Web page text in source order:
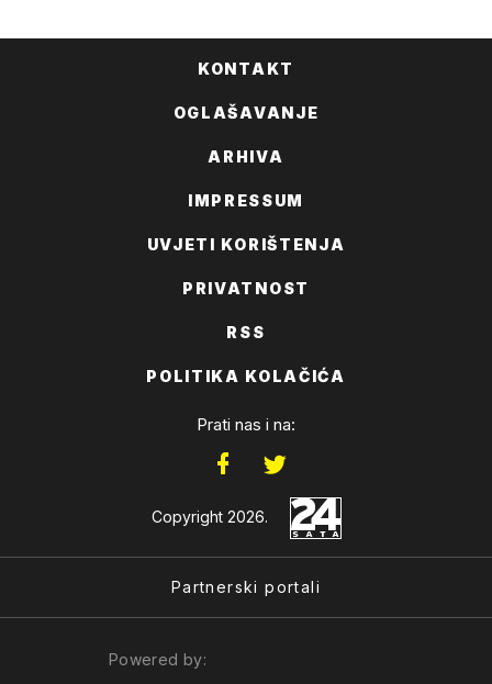
KONTAKT
OGLAŠAVANJE
ARHIVA
IMPRESSUM
UVJETI KORIŠTENJA
PRIVATNOST
RSS
POLITIKA KOLAČIĆA
Prati nas i na:
Copyright 2026.
Partnerski portali
Powered by: